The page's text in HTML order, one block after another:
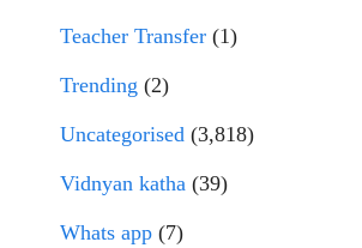
Teacher Transfer (1)
Trending (2)
Uncategorised (3,818)
Vidnyan katha (39)
Whats app (7)